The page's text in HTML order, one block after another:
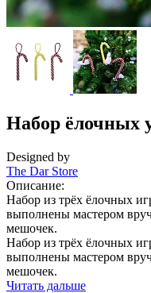
Набор ёлочных
Designed by
The Dar Store
Описание:
Набор из трёх ёлочных
выполнены мастером
мешочек.
Набор из трёх ёлочных
выполнены мастером
мешочек.
Читать дальше